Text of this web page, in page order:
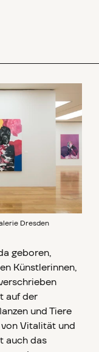
Dresden
geboren,
Künstlerinnen,
auf der
und Tiere
Vitalität und
auch das